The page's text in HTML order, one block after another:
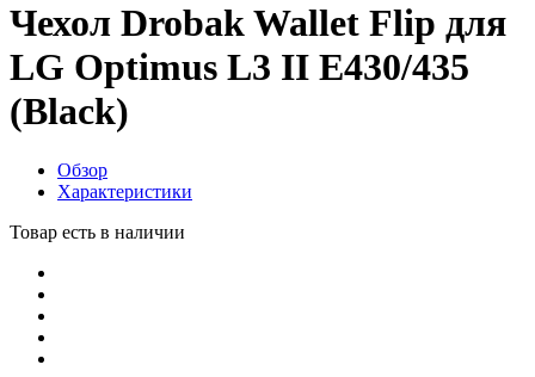
Чехол Drobak Wallet Flip для
LG Optimus L3 II E430/435
(Black)
Обзор
Характеристики
Товар есть в наличии